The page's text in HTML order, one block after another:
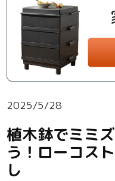
2025/5/28
植木鉢でミミ
う！ローコス
し